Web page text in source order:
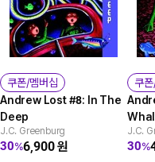
쿠폰/멤버십
Andrew Lost #8: In The
Deep
J.C. Greenburg
30%6,900원
쿠
J.C.
30%